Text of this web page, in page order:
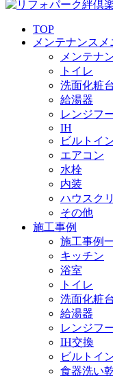
TOP
メンテナンスメ
メンテナ
トイレ
洗面化粧台
給湯器
レンジフ
IH
ビルトイ
エアコン
水栓
内装
ハウスク
その他
施工事例
施工事例
キッチン
浴室
トイレ
洗面化粧台
給湯器
レンジフ
IH交換
ビルトイ
食器洗い